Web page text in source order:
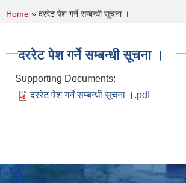
You are here
Home » दररेट पेश गर्ने सम्बन्धी सूचना ।
दररेट पेश गर्ने सम्बन्धी सूचना ।
Supporting Documents:
दररेट पेश गर्ने सम्बन्धी सूचना ।.pdf